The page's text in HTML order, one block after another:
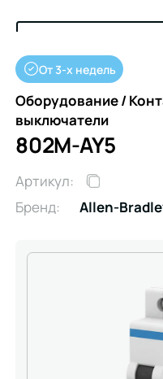
От 3-х недель
Оборудование /
выключатели
802M-AY5
Артикул:
Бренд:
Allen-